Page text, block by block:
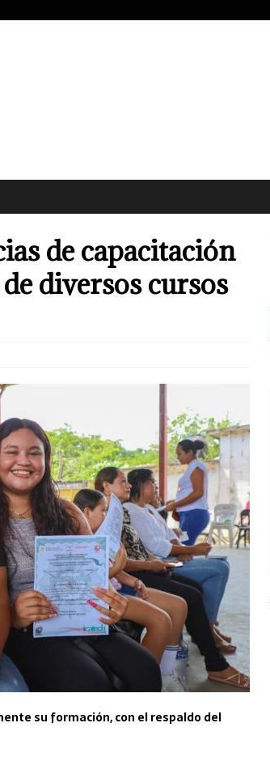
de capacitación
diversos cursos
su formación, con el respaldo del